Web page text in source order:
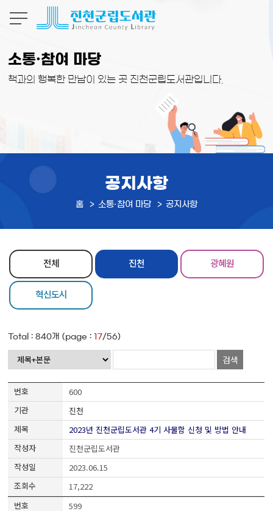
소통·참여 마당
책과의 행복한 만남이 있는 곳 진천군립도서관입니다.
공지사항
홈 소통·참여 마당 공지사항
전체 진천 광혜원
혁신도시
Total :840개 (page :17/56)
검색
600
진천
2023년 진천군립도서관 4기 사물함 신청 및 방법 안내
진천군립도서관
2023.06.15
17,222
599